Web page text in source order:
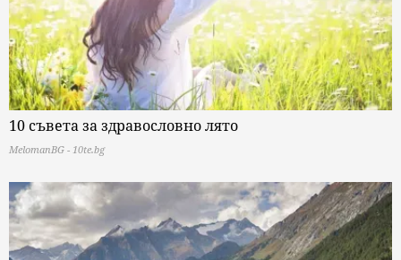
10 съвета за здравословно лято
MelomanBG - 10te.bg